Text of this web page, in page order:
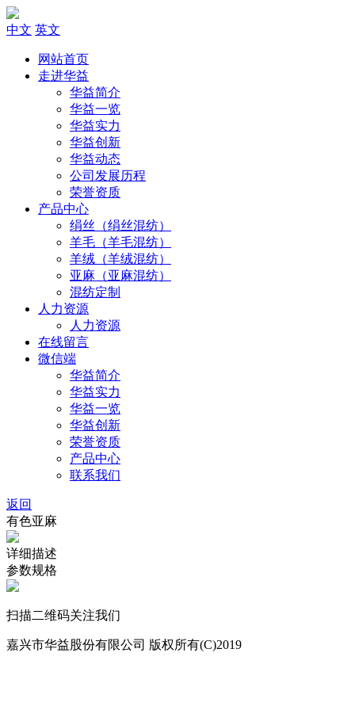
中文 英文
网站首页
走进华益
华益简介
华益一览
华益实力
华益创新
华益动态
公司发展历程
荣誉资质
产品中心
绢丝（绢丝混纺）
羊毛（羊毛混纺）
羊绒（羊绒混纺）
亚麻（亚麻混纺）
混纺定制
人力资源
人力资源
在线留言
微信端
华益简介
华益实力
华益一览
华益创新
荣誉资质
产品中心
联系我们
返回
有色亚麻
详细描述
参数规格
扫描二维码关注我们
嘉兴市华益股份有限公司 版权所有(C)2019